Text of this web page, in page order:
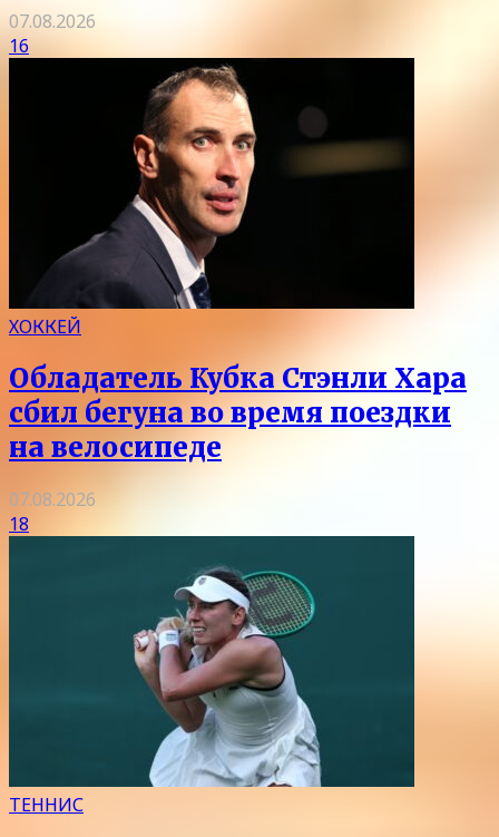
07.08.2026
16
ХОККЕЙ
Обладатель Кубка Стэнли Хара
сбил бегуна во время поездки
на велосипеде
07.08.2026
18
ТЕННИС